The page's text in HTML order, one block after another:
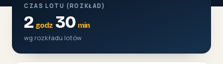
CZAS LOTU (ROZKŁAD)
2 godz30 min
wg rozkładu lotów